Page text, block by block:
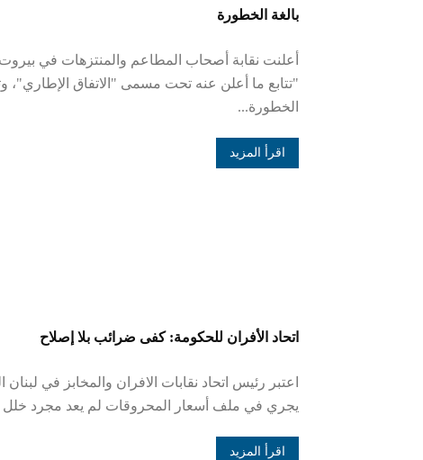
بالغة الخطورة
أعلنت نقابة أصحاب المطاعم والمنتزهات في بيروت
"تتابع ما أعلن عنه تحت مسمى "الاتفاق الإطاري"،
الخطورة...
اقرأ المزيد
اتحاد الأفران للحكومة: كفى ضرائب بلا إصلاح
اعتبر رئيس اتحاد نقابات الافران والمخابز في
يجري في ملف أسعار المحروقات لم يعد مجرد خلل
اقرأ المزيد